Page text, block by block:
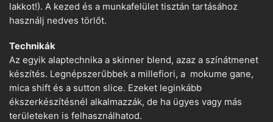
lakkot!). A kezed és a munkafelület tisztán tartásához
használj nedves törlőt.
Technikák
Az egyik alaptechnika a skinner blend, azaz a színátmenet
készítés. Legnépszerűbbek a millefiori, a mokume gane,
mica shift és a sutton slice. Ezeket leginkább
ékszerkészítésnél alkalmazzák, de ha ügyes vagy más
területeken is felhasználhatod.